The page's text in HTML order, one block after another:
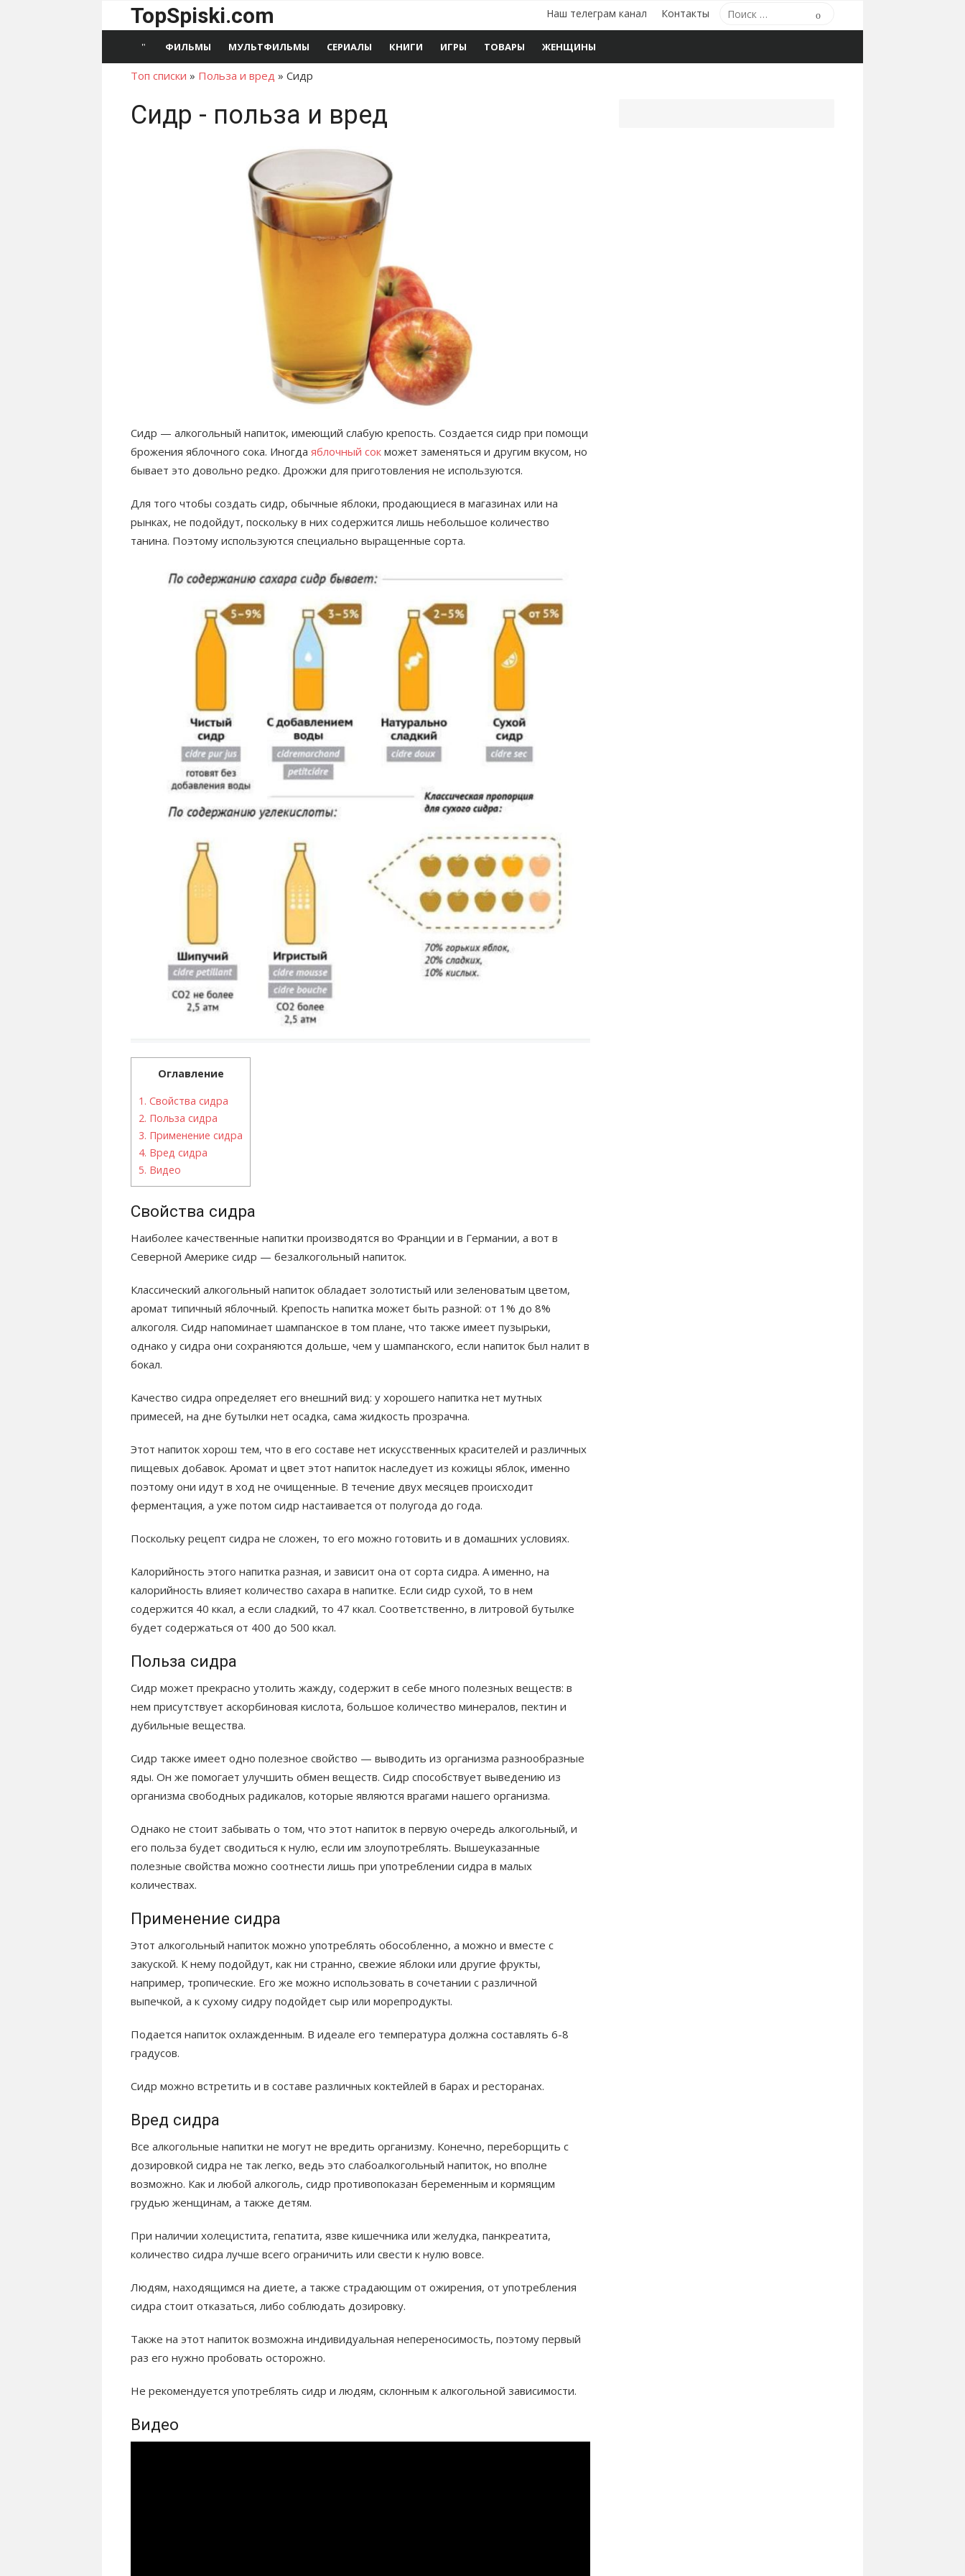
TopSpiski.com
Поиск
по:
Наш телеграм канал Контакты
ФИЛЬМЫ МУЛЬТФИЛЬМЫ СЕРИАЛЫ КНИГИ ИГРЫ ТОВАРЫ ЖЕНЩИНЫ
Топ списки » Польза и вред » Сидр
Сидр - польза и вред
Сидр — алкогольный напиток, имеющий слабую крепость. Создается сидр при помощи
брожения яблочного сока. Иногда яблочный сок может заменяться и другим вкусом, но
бывает это довольно редко. Дрожжи для приготовления не используются.
Для того чтобы создать сидр, обычные яблоки, продающиеся в магазинах или на
рынках, не подойдут, поскольку в них содержится лишь небольшое количество
танина. Поэтому используются специально выращенные сорта.
Оглавление
1. Свойства сидра
2. Польза сидра
3. Применение сидра
4. Вред сидра
5. Видео
Свойства сидра
Наиболее качественные напитки производятся во Франции и в Германии, а вот в
Северной Америке сидр — безалкогольный напиток.
Классический алкогольный напиток обладает золотистый или зеленоватым цветом,
аромат типичный яблочный. Крепость напитка может быть разной: от 1% до 8%
алкоголя. Сидр напоминает шампанское в том плане, что также имеет пузырьки,
однако у сидра они сохраняются дольше, чем у шампанского, если напиток был налит в
бокал.
Качество сидра определяет его внешний вид: у хорошего напитка нет мутных
примесей, на дне бутылки нет осадка, сама жидкость прозрачна.
Этот напиток хорош тем, что в его составе нет искусственных красителей и различных
пищевых добавок. Аромат и цвет этот напиток наследует из кожицы яблок, именно
поэтому они идут в ход не очищенные. В течение двух месяцев происходит
ферментация, а уже потом сидр настаивается от полугода до года.
Поскольку рецепт сидра не сложен, то его можно готовить и в домашних условиях.
Калорийность этого напитка разная, и зависит она от сорта сидра. А именно, на
калорийность влияет количество сахара в напитке. Если сидр сухой, то в нем
содержится 40 ккал, а если сладкий, то 47 ккал. Соответственно, в литровой бутылке
будет содержаться от 400 до 500 ккал.
Польза сидра
Сидр может прекрасно утолить жажду, содержит в себе много полезных веществ: в
нем присутствует аскорбиновая кислота, большое количество минералов, пектин и
дубильные вещества.
Сидр также имеет одно полезное свойство — выводить из организма разнообразные
яды. Он же помогает улучшить обмен веществ. Сидр способствует выведению из
организма свободных радикалов, которые являются врагами нашего организма.
Однако не стоит забывать о том, что этот напиток в первую очередь алкогольный, и
его польза будет сводиться к нулю, если им злоупотреблять. Вышеуказанные
полезные свойства можно соотнести лишь при употреблении сидра в малых
количествах.
Применение сидра
Этот алкогольный напиток можно употреблять обособленно, а можно и вместе с
закуской. К нему подойдут, как ни странно, свежие яблоки или другие фрукты,
например, тропические. Его же можно использовать в сочетании с различной
выпечкой, а к сухому сидру подойдет сыр или морепродукты.
Подается напиток охлажденным. В идеале его температура должна составлять 6-8
градусов.
Сидр можно встретить и в составе различных коктейлей в барах и ресторанах.
Вред сидра
Все алкогольные напитки не могут не вредить организму. Конечно, переборщить с
дозировкой сидра не так легко, ведь это слабоалкогольный напиток, но вполне
возможно. Как и любой алкоголь, сидр противопоказан беременным и кормящим
грудью женщинам, а также детям.
При наличии холецистита, гепатита, язве кишечника или желудка, панкреатита,
количество сидра лучше всего ограничить или свести к нулю вовсе.
Людям, находящимся на диете, а также страдающим от ожирения, от употребления
сидра стоит отказаться, либо соблюдать дозировку.
Также на этот напиток возможна индивидуальная непереносимость, поэтому первый
раз его нужно пробовать осторожно.
Не рекомендуется употреблять сидр и людям, склонным к алкогольной зависимости.
Видео